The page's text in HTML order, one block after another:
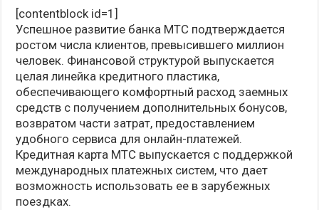
[contentblock id=1]
Успешное развитие банка МТС подтверждается
ростом числа клиентов, превысившего миллион
человек. Финансовой структурой выпускается
целая линейка кредитного пластика,
обеспечивающего комфортный расход заемных
средств с получением дополнительных бонусов,
возвратом части затрат, предоставлением
удобного сервиса для онлайн-платежей.
Кредитная карта МТС выпускается с поддержкой
международных платежных систем, что дает
возможность использовать ее в зарубежных
поездках.